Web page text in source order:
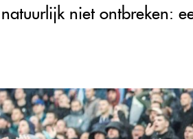
niet ontbreken: